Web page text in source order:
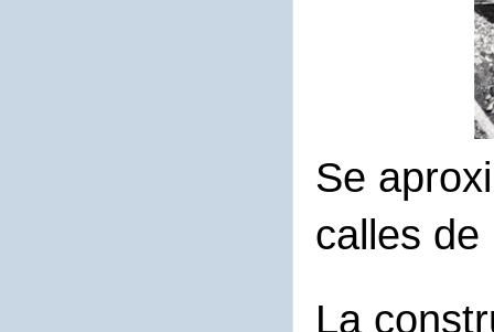
Se
calles
La